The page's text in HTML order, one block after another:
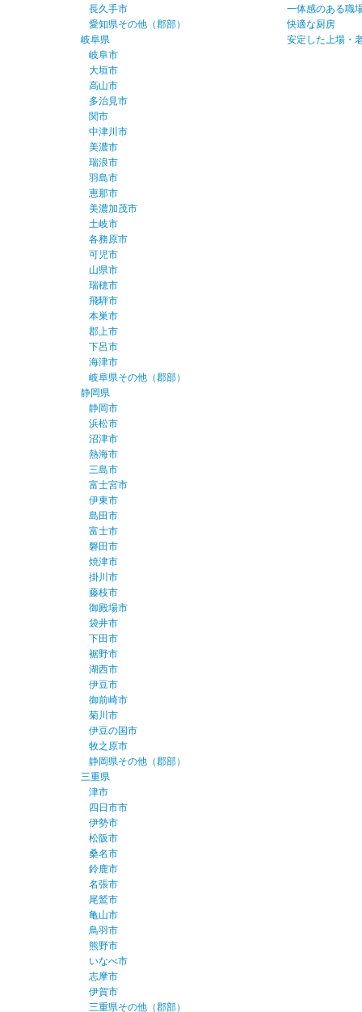
長久手市
愛知県その他（郡部）
岐阜県
岐阜市
大垣市
高山市
多治見市
関市
中津川市
美濃市
瑞浪市
羽島市
恵那市
美濃加茂市
土岐市
各務原市
可児市
山県市
瑞穂市
飛騨市
本巣市
郡上市
下呂市
海津市
岐阜県その他（郡部）
静岡県
静岡市
浜松市
沼津市
熱海市
三島市
富士宮市
伊東市
島田市
富士市
磐田市
焼津市
掛川市
藤枝市
御殿場市
袋井市
下田市
裾野市
湖西市
伊豆市
御前崎市
菊川市
伊豆の国市
牧之原市
静岡県その他（郡部）
三重県
津市
四日市市
伊勢市
松阪市
桑名市
鈴鹿市
名張市
尾鷲市
亀山市
鳥羽市
熊野市
いなべ市
志摩市
伊賀市
三重県その他（郡部）
一体感のある職
快適な厨房
安定した上場・